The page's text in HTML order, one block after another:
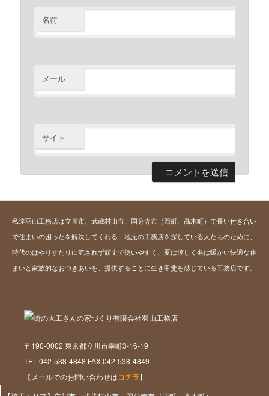
名前
メール
サイト
私達羽山工務店は立川市、武蔵村山市、国分寺市（西町、高木町）で長い付き合い
で住まいの困ったを解決してくれる、地元の工務店を探している人たちのために、
時代のはやりすたりに流されず頑丈で使いやすく、夏は涼しく冬は暖かい快適な住
まいと家族的なおつきあいを、提供することに生き甲斐を感じている工務店です。
〒190-0002 東京都立川市幸町3-16-19
TEL 042-538-4848 FAX 042-538-4849
【メールでのお問い合わせはコチラ】